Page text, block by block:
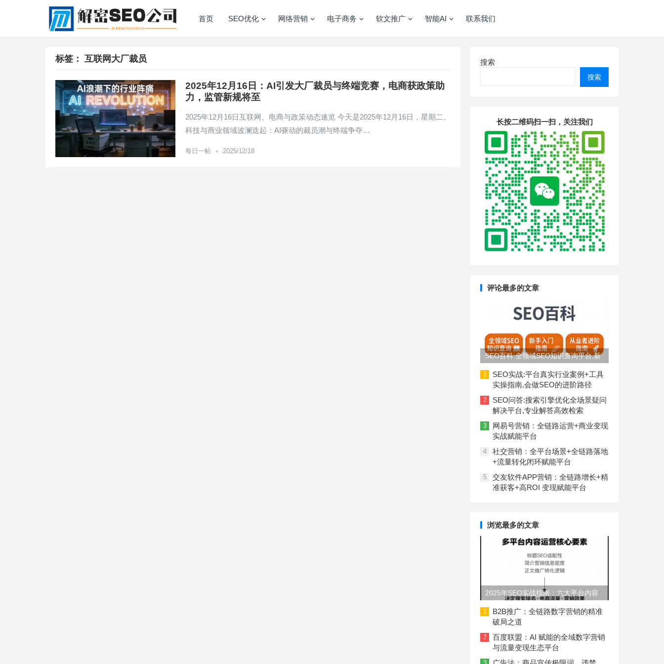
首页 SEO优化 网络营销 电子商务 软文推广 智能AI 联系我们
标签： 互联网大厂裁员
2025年12月16日：AI引发大厂裁员与终端竞赛，电商获政策助
力，监管新规将至
2025年12月16日互联网、电商与政策动态速览 今天是2025年12月16日，星期二。
科技与商业领域波澜迭起：AI驱动的裁员潮与终端争夺…
每日一帖 • 2025/12/18
搜索
搜索
长按二维码扫一扫，关注我们
评论最多的文章
SEO百科:全领域SEO知识查询平台,新
手入门到从业者进阶指南
1
SEO实战:平台真实行业案例+工具
实操指南,会做SEO的进阶路径
2
SEO问答:搜索引擎优化全场景疑问
解决平台,专业解答高效检索
3
网易号营销：全链路运营+商业变现
实战赋能平台
4
社交营销：全平台场景+全链路落地
+流量转化闭环赋能平台
5
交友软件APP营销：全链路增长+精
准获客+高ROI 变现赋能平台
浏览最多的文章
2025年SEO实战指南：六大平台内容
长度与结构规范
1
B2B推广：全链路数字营销的精准
破局之道
2
百度联盟：AI 赋能的全域数字营销
与流量变现生态平台